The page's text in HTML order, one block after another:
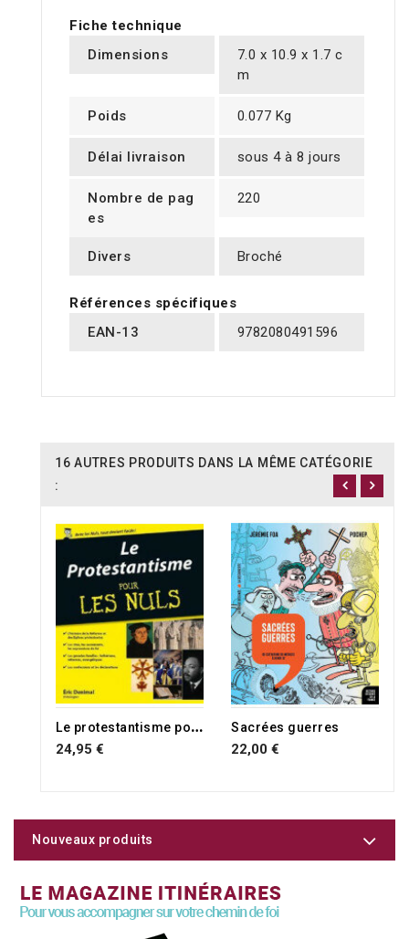
Fiche technique
Dimensions
7.0 x 10.9 x 1.7 c
m
Poids 0.077 Kg
Délai livraison sous 4 à 8 jours
Nombre de pag
es
220
Divers Broché
Références spécifiques
EAN-13
9782080491596
16 AUTRES PRODUITS DANS LA MÊME CATÉGORIE
:
L
e protestantisme pour les Nuls
24,95 €
Sacrées guerres
22,00 €
Nouveaux produits